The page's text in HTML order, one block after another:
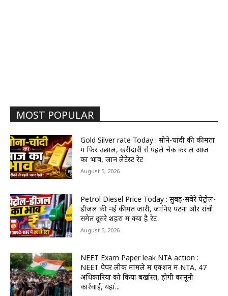
MOST POPULAR
Gold Silver rate Today : सोने-चांदी की कीमतों
में फिर उछाल, खरीदारी से पहले चेक कर लें आज
का भाव, जानें लेटेस्ट रेट
August 5, 2026
Petrol Diesel Price Today : सुबह-सवेरे पेट्रोल-
डीजल की नई कीमतें जारी, जानिए पटना और रांची
समेत दूसरे शहरों में क्या है रेट
August 5, 2026
NEET Exam Paper leak NTA action :
NEET पेपर लीक मामले में एक्शन में NTA, 47
अधिकारियों को किया बर्खास्त, होगी कानूनी
कार्रवाई, यहां...